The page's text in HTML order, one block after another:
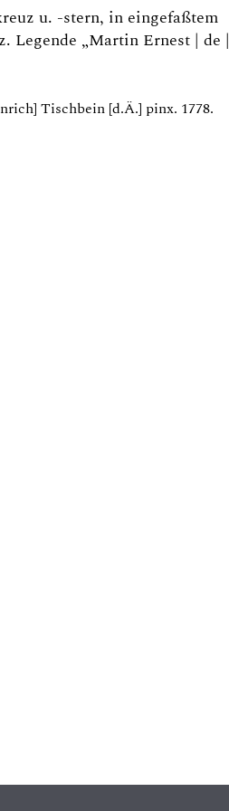
u. -stern, in eingefaßtem
Legende „Martin Ernest | de |
Tischbein [d.Ä.] pinx. 1778.